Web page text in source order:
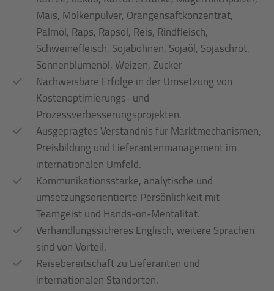
Mais, Molkenpulver, Orangensaftkonzentrat,
Palmöl, Raps, Rapsöl, Reis, Rindfleisch,
Schweinefleisch, Sojabohnen, Sojaöl, Sojaschrot,
Sonnenblumenöl, Weizen, Zucker
Nachweisbare Erfolge in der Umsetzung von
Kostenoptimierungs- und
Prozessverbesserungsprojekten.
Ausgeprägtes Verständnis für Marktmechanismen,
Preisbildung und Lieferantenmanagement im
internationalen Umfeld.
Kommunikationsstarke, analytische und
umsetzungsorientierte Persönlichkeit mit
Teamgeist und Hands-on-Mentalität.
Verhandlungssicheres Englisch, weitere Sprachen
sind von Vorteil.
Reisebereitschaft zu Lieferanten und
internationalen Standorten.